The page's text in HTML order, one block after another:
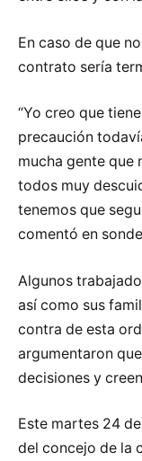
En caso de que
contrato sería
“Yo creo que
precaución
mucha gente que
todos muy
tenemos que
comentó en
Algunos
así como sus
contra de esta
argumentaron
decisiones y
Este martes 24
del concejo de la